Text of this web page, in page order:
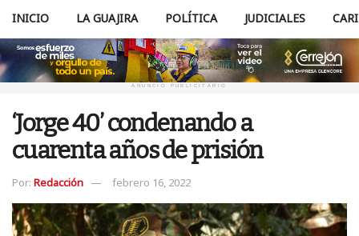
INICIO LA GUAJIRA POLÍTICA JUDICIALES
ANUNCIO PUBLICITARIO
‘Jorge 40’ condenando a
cuarenta años de prisión
Por: Redacción febrero 16, 2022